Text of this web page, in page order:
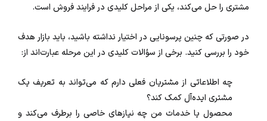
مشتری را حل می‌کند، یکی از مراحل کلیدی در فرایند فروش است.
در صورتی که چنین پرسونا‌یی در اختیار نداشته باشید، باید بازار هدف
خود را بررسی کنید. برخی از سؤالات کلیدی در این مرحله عبارت‌اند از:
چه اطلاعاتی از مشتریان فعلی دارم که می‌تواند به تعریف یک
مشتری ایده‌آل کمک کند؟
محصول یا خدمات من چه نیازهای خاصی را برطرف می‌کند و